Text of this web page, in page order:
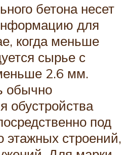
бетона несет
для
когда меньше
сырье с
2.6 мм.
обычно
обустройства
под
этажных строений,